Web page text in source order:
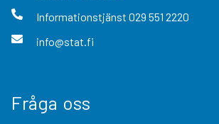
Informationstjänst 029 551 2220
info@stat.fi
Fråga oss